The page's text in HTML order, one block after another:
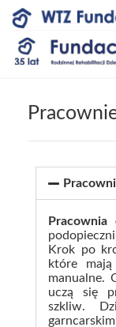
Przejdź
treści
strony
Pracownia
Krok po
które
manualne.
uczą się
szkliw.